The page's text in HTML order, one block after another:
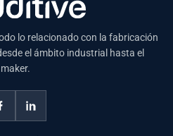
lo relacionado con la fabricación
el ámbito industrial hasta el
maker.